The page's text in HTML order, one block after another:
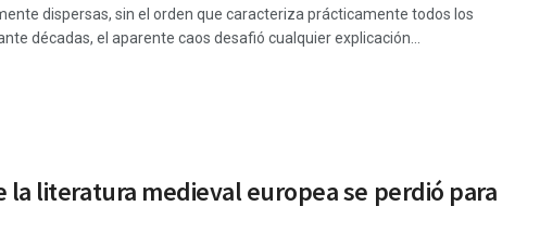
dispersas, sin el orden que caracteriza prácticamente todos los
décadas, el aparente caos desafió cualquier explicación...
literatura medieval europea se perdió para